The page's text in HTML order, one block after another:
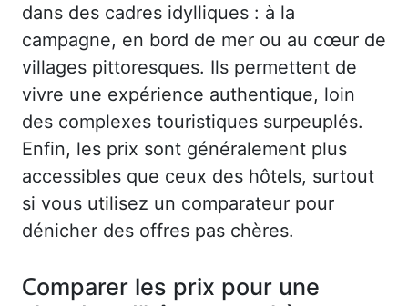
dans des cadres idylliques : à la
campagne, en bord de mer ou au cœur de
villages pittoresques. Ils permettent de
vivre une expérience authentique, loin
des complexes touristiques surpeuplés.
Enfin, les prix sont généralement plus
accessibles que ceux des hôtels, surtout
si vous utilisez un comparateur pour
dénicher des offres pas chères.
Comparer les prix pour une